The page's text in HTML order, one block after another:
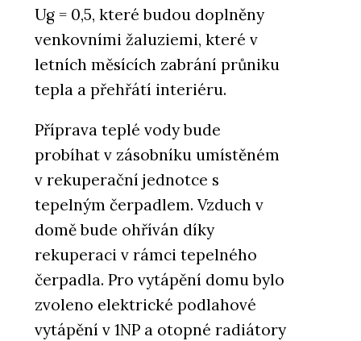
Ug = 0,5, které budou doplněny
venkovními žaluziemi, které v
letních měsících zabrání průniku
tepla a přehřátí interiéru.
Příprava teplé vody bude
probíhat v zásobníku umístěném
v rekuperační jednotce s
tepelným čerpadlem. Vzduch v
domě bude ohříván díky
rekuperaci v rámci tepelného
čerpadla. Pro vytápění domu bylo
zvoleno elektrické podlahové
vytápění v 1NP a otopné radiátory